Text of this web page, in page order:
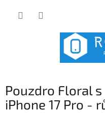
Pouzdro Floral
iPhone 17 Pro -